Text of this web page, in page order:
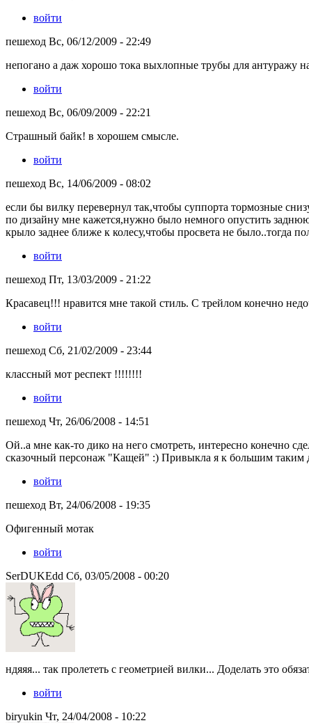
войти
пешеход Вс, 06/12/2009 - 22:49
непогано а даж хорошо тока выхлопные трубы для антуражу
войти
пешеход Вс, 06/09/2009 - 22:21
Страшный байк! в хорошем смысле.
войти
пешеход Вс, 14/06/2009 - 08:02
если бы вилку перевернул так,чтобы суппорта тормозные
по дизайну мне кажется,нужно было немного опустить
крыло заднее ближе к колесу,чтобы просвета не было..тогда
войти
пешеход Пт, 13/03/2009 - 21:22
Красавец!!! нравится мне такой стиль. С трейлом конечно
войти
пешеход Сб, 21/02/2009 - 23:44
классный мот респект !!!!!!!!
войти
пешеход Чт, 26/06/2008 - 14:51
Ой..а мне как-то дико на него смотреть, интересно конечно
сказочный персонаж "Кащей" :) Привыкла я к большим таким
войти
пешеход Вт, 24/06/2008 - 19:35
Офигенный мотак
войти
SerDUKEdd Сб, 03/05/2008 - 00:20
ндяяя... так пролететь с геометрией вилки... Доделать это
войти
biryukin Чт, 24/04/2008 - 10:22